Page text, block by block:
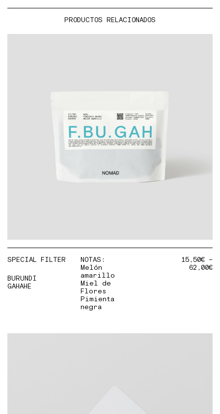
PRODUCTOS RELACIONADOS
SPECIAL FILTER
BURUNDI
GAHAHE
NOTAS:
Melón
amarillo
Miel de
Flores
Pimienta
negra
15,50€–
62,00€